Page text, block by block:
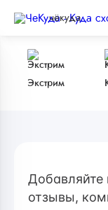
чёкуда
Экстрим
Добавляйте
отзывы,